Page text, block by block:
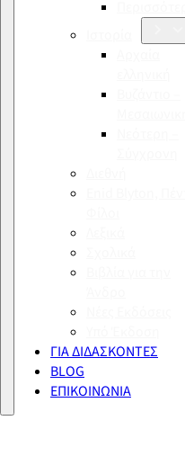
ΓΙΑ ΔΙΔΑΣΚΟΝΤΕΣ
BLOG
ΕΠΙΚΟΙΝΩΝΙΑ